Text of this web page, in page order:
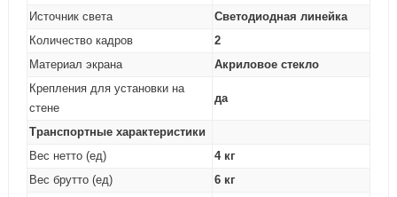
Источник света
Светодиодная линейка
Количество кадров
2
Материал экрана
Акриловое стекло
Крепления для установки на
стене
да
Транспортные характеристики
Вес нетто (ед)
4 кг
Вес брутто (ед)
6 кг